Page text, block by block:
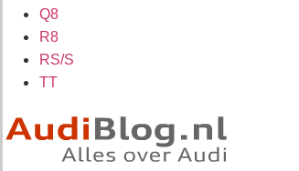
Q8
R8
RS/S
TT